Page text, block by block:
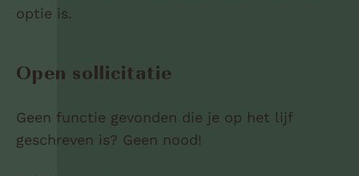
optie is.
Open sollicitatie
Geen functie gevonden die je op het lijf
geschreven is? Geen nood!